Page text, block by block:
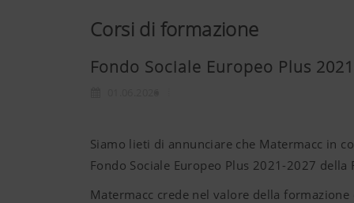
Corsi di formazione
Fondo Sociale Europeo Plus
Siamo lieti di annunciare che Matermacc in
Fondo Sociale Europeo Plus 2021-2027 della
Matermacc crede nel valore della